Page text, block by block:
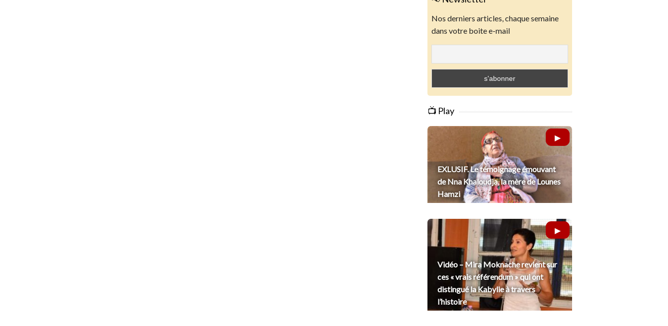
Nos derniers articles, chaque semaine
dans votre boite e-mail
📺 Play
EXLUSIF. Le témoignage émouvant
de Nna Khaloudja, la mère de Lounes
Hamzi
Vidéo – Mira Moknache revient sur
ces « vrais référendum » qui ont
distingué la Kabylie à travers
l’histoire